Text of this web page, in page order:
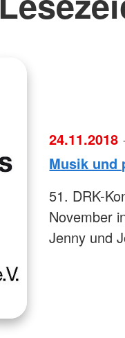
24.11.2018
Musik und
51. DRK-
November
Jenny und